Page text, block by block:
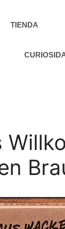
TIENDA